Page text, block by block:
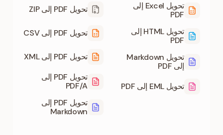
تحويل Excel إلى
PDF
تحويل HTML إلى
PDF
تحويل Markdown
إلى PDF
تحويل EML إلى PDF
تحويل PDF إلى ZIP
تحويل PDF إلى CSV
تحويل PDF إلى XML
تحويل PDF إلى
PDF/A
تحويل PDF إلى
Markdown